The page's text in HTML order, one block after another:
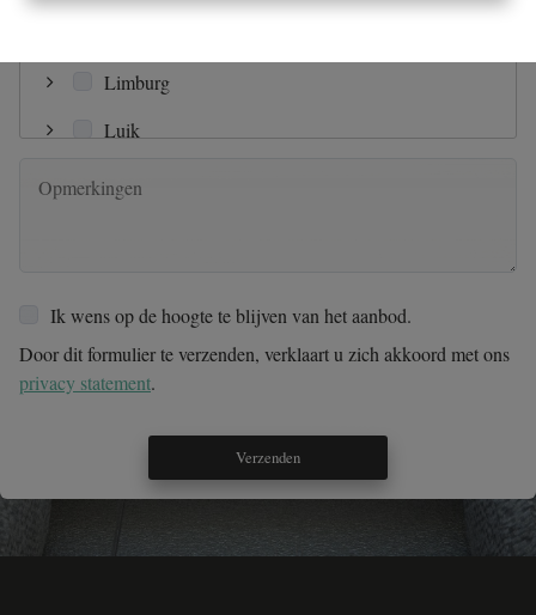
Parking / Garage
Industrieel
Limburg
Luik
Vlaams Brabant
Waals Brabant
Ik wens op de hoogte te blijven van het aanbod.
Door dit formulier te verzenden, verklaart u zich akkoord met ons
privacy statement.
Verzenden